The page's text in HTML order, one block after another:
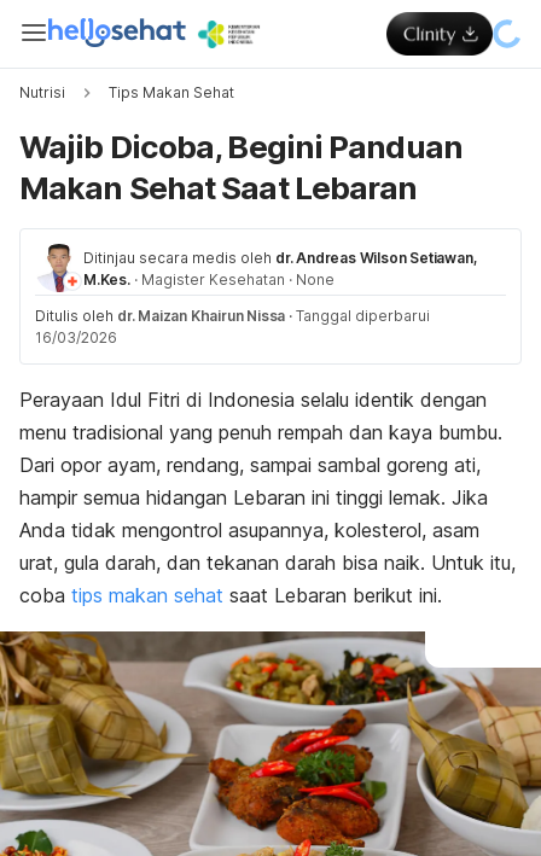
Nutrisi Tips Makan Sehat
Wajib Dicoba, Begini Panduan
Makan Sehat Saat Lebaran
Ditinjau secara medis oleh dr. Andreas Wilson Setiawan,
M.Kes. · Magister Kesehatan · None
Ditulis oleh dr. Maizan Khairun Nissa · Tanggal diperbarui
16/03/2026
Perayaan Idul Fitri di Indonesia selalu identik dengan
menu tradisional yang penuh rempah dan kaya bumbu.
Dari opor ayam, rendang, sampai sambal goreng ati,
hampir semua hidangan Lebaran ini tinggi lemak. Jika
Anda tidak mengontrol asupannya, kolesterol, asam
urat, gula darah, dan tekanan darah bisa naik. Untuk itu,
coba tips makan sehat saat Lebaran berikut ini.